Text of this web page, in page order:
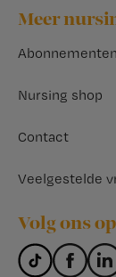
Footer
Meer
Abonnementen
Nursing shop
Contact
Veelgestelde
Volg ons op